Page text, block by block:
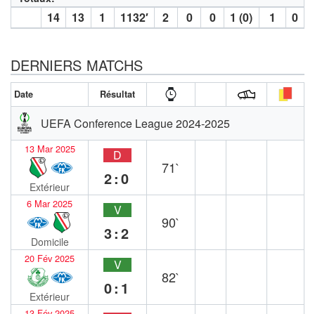
14 13 1 1132′ 2 0 0 1 (0) 1 0
DERNIERS MATCHS
Date Résultat
UEFA Conference League 2024-2025
13 Mar 2025
Extérieur
D
2:0
71`
6 Mar 2025
Domicile
V
3:2
90`
20 Fév 2025
Extérieur
V
0:1
82`